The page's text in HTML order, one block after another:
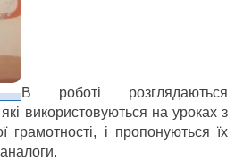
В роботі розглядаються
використовуються на уроках з
грамотності, і пропонуються їх
аналоги.